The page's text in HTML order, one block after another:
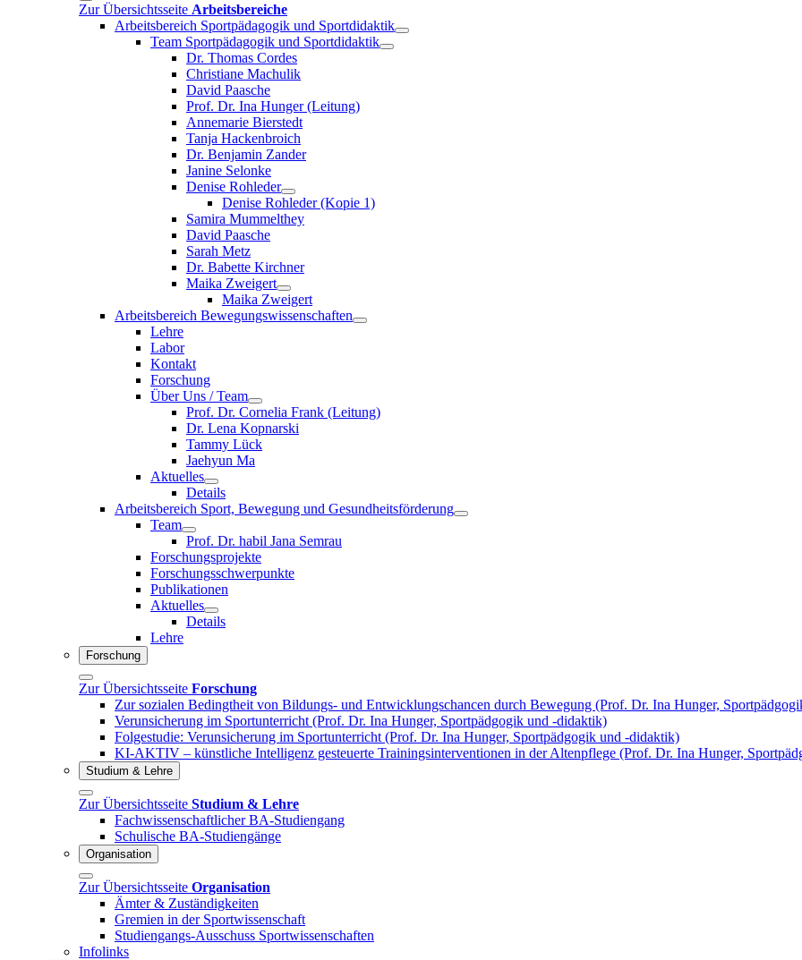
Zur Übersichtsseite Arbeitsbereiche
Arbeitsbereich Sportpädagogik und Sportdidaktik
Team Sportpädagogik und Sportdidaktik
Dr. Thomas Cordes
Christiane Machulik
David Paasche
Prof. Dr. Ina Hunger (Leitung)
Annemarie Bierstedt
Tanja Hackenbroich
Dr. Benjamin Zander
Janine Selonke
Denise Rohleder
Denise Rohleder (Kopie 1)
Samira Mummelthey
David Paasche
Sarah Metz
Dr. Babette Kirchner
Maika Zweigert
Maika Zweigert
Arbeitsbereich Bewegungswissenschaften
Lehre
Labor
Kontakt
Forschung
Über Uns / Team
Prof. Dr. Cornelia Frank (Leitung)
Dr. Lena Kopnarski
Tammy Lück
Jaehyun Ma
Aktuelles
Details
Arbeitsbereich Sport, Bewegung und Gesundheitsförderung
Team
Prof. Dr. habil Jana Semrau
Forschungsprojekte
Forschungsschwerpunkte
Publikationen
Aktuelles
Details
Lehre
Forschung
Zur Übersichtsseite Forschung
Zur sozialen Bedingtheit von Bildungs- und Entwicklungschancen durch Bewegung (Prof. Dr. Ina Hunger,
Verunsicherung im Sportunterricht (Prof. Dr. Ina Hunger, Sportpädgogik und -didaktik)
Folgestudie: Verunsicherung im Sportunterricht (Prof. Dr. Ina Hunger, Sportpädgogik und -didaktik)
KI-AKTIV – künstliche Intelligenz gesteuerte Trainingsinterventionen in der Altenpflege (Prof. Dr. Ina Hunger,
Studium & Lehre
Zur Übersichtsseite Studium & Lehre
Fachwissenschaftlicher BA-Studiengang
Schulische BA-Studiengänge
Organisation
Zur Übersichtsseite Organisation
Ämter & Zuständigkeiten
Gremien in der Sportwissenschaft
Studiengangs-Ausschuss Sportwissenschaften
Infolinks